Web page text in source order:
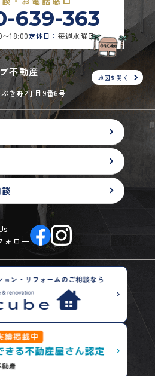
639-363
〜18:00定休日： 毎週水曜日
不動産
き野2丁目9番6号
地図を開く
ォロー